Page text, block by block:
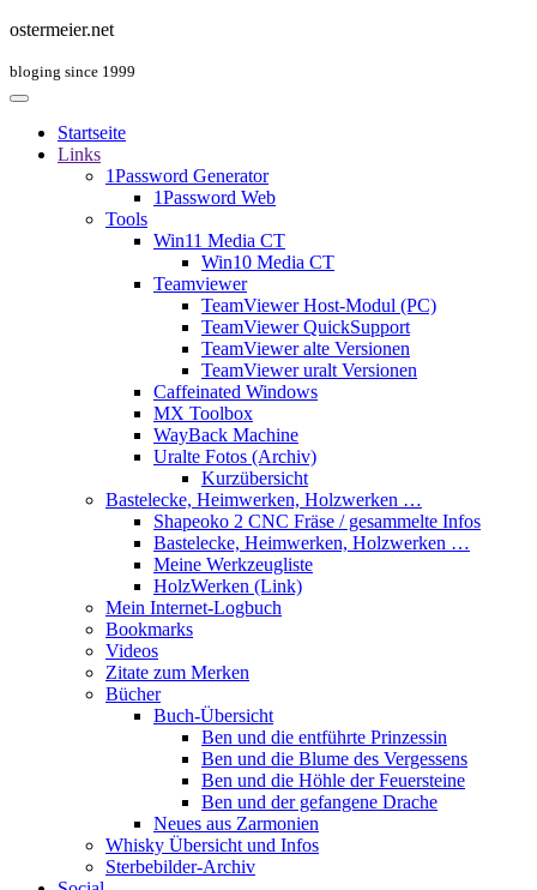
ostermeier.net
bloging since 1999
Startseite
Links
1Password Generator
1Password Web
Tools
Win11 Media CT
Win10 Media CT
Teamviewer
TeamViewer Host-Modul (PC)
TeamViewer QuickSupport
TeamViewer alte Versionen
TeamViewer uralt Versionen
Caffeinated Windows
MX Toolbox
WayBack Machine
Uralte Fotos (Archiv)
Kurzübersicht
Bastelecke, Heimwerken, Holzwerken …
Shapeoko 2 CNC Fräse / gesammelte Infos
Bastelecke, Heimwerken, Holzwerken …
Meine Werkzeugliste
HolzWerken (Link)
Mein Internet-Logbuch
Bookmarks
Videos
Zitate zum Merken
Bücher
Buch-Übersicht
Ben und die entführte Prinzessin
Ben und die Blume des Vergessens
Ben und die Höhle der Feuersteine
Ben und der gefangene Drache
Neues aus Zarmonien
Whisky Übersicht und Infos
Sterbebilder-Archiv